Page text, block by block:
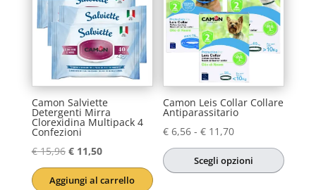
Camon Salviette
Detergenti Mirra
Clorexidina Multipack 4
Confezioni
€15,96 Il
prezzo
originale
€11,50Il
prezzo
attuale
Aggiungi al carrello
Camon Leis Collar Collare
Antiparassitario
€ 6,56 - € 11,70Fascia
di
prezzo:
Scegli opzioni